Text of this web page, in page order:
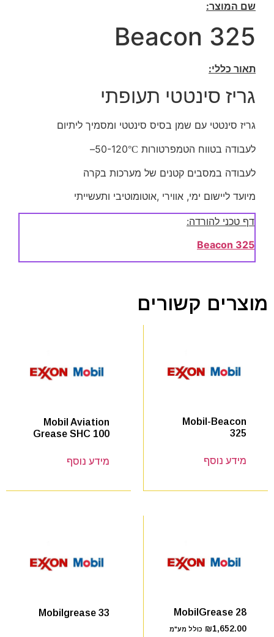
שם המוצר:
Beacon 325
תאור כללי:
גריז סינטטי תעופתי
גריז סינטטי עם שמן בסיס סינטטי ומסמיך ליתיום
לעבודה בטווח הטמפרטורות 50-120 °C
–
לעבודה במסבים קטנים של מערכות בקרה
מיועד ליישום ימי, אווירי ,אוטומוטיבי ותעשייתי
דף טכני להורדה:
Beacon 325
מוצרים קשורים
Mobil-Beacon
325
מידע נוסף
Mobil Aviation
Grease SHC 100
מידע נוסף
MobilGrease 28
₪1,652.00 כולל מע"מ
Mobilgrease 33